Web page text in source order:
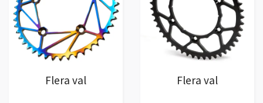
Flera val Flera val